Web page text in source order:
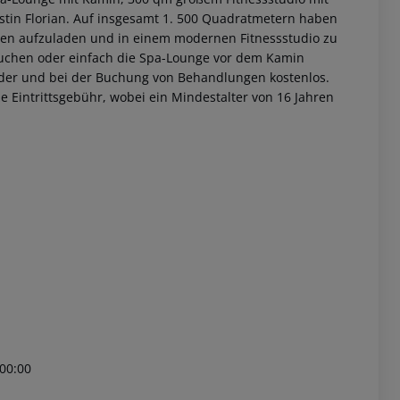
Florian. Auf insgesamt 1. 500 Quadratmetern haben
aufzuladen und in einem modernen Fitnessstudio zu
oder einfach die Spa-Lounge vor dem Kamin
und bei der Buchung von Behandlungen kostenlos.
Eintrittsgebühr, wobei ein Mindestalter von 16 Jahren